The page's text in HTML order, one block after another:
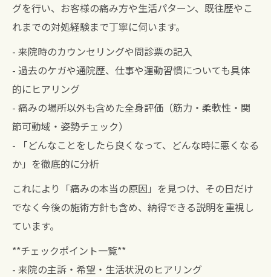
グを行い、お客様の痛み方や生活パターン、既往歴やこ
れまでの対処経験まで丁寧に伺います。
- 来院時のカウンセリングや問診票の記入
- 過去のケガや通院歴、仕事や運動習慣についても具体
的にヒアリング
- 痛みの場所以外も含めた全身評価（筋力・柔軟性・関
節可動域・姿勢チェック）
- 「どんなことをしたら良くなって、どんな時に悪くなる
か」を徹底的に分析
これにより「痛みの本当の原因」を見つけ、その日だけ
でなく今後の施術方針も含め、納得できる説明を重視し
ています。
**チェックポイント一覧**
- 来院の主訴・希望・生活状況のヒアリング